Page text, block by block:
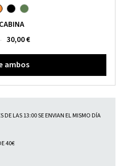
30,00 €
ambos
DE LAS 13:00 SE ENVIAN EL MISMO DÍA
40€